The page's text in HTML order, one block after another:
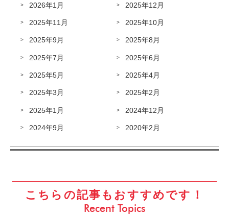
2026年1月 2025年12月
2025年11月 2025年10月
2025年9月 2025年8月
2025年7月 2025年6月
2025年5月 2025年4月
2025年3月 2025年2月
2025年1月 2024年12月
2024年9月 2020年2月
こちらの記事もおすすめです！
Recent Topics